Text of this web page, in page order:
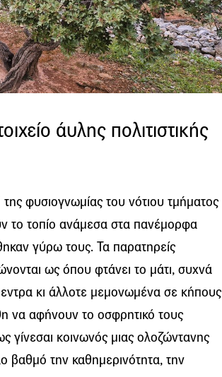
άυλης πολιτιστικής
φυσιογνωμίας του νότιου τμήματος
το τοπίο ανάμεσα στα πανέμορφα
γύρω τους. Τα παρατηρείς
ως όπου φτάνει το μάτι, συχνά
κι άλλοτε μεμονωμένα σε κήπους
να αφήνουν το οσφρητικό τους
γίνεσαι κοινωνός μιας ολοζώντανης
την καθημερινότητα, την